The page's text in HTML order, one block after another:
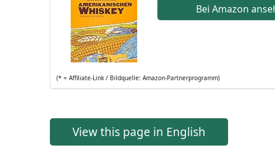
Bei Ama­zon
(* = Affi­lia­te-Link / Bild­quel­le: Amazon-Partnerprogramm)
View this page in English